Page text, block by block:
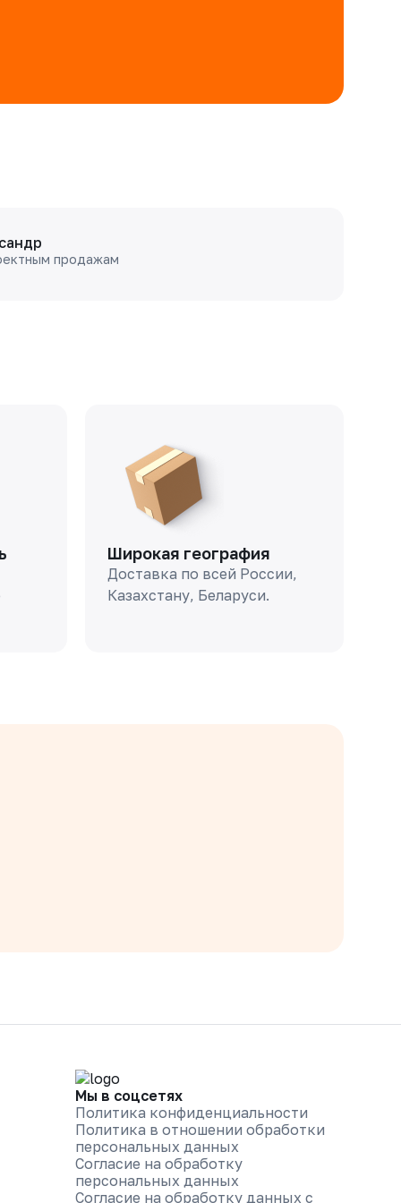
продажам
Широкая география
Доставка по всей России,
Казахстану, Беларуси.
Мы в соцсетях
Политика конфиденциальности
Политика в отношении обработки
персональных данных
Согласие на обработку
персональных данных
Согласие на обработку данных с